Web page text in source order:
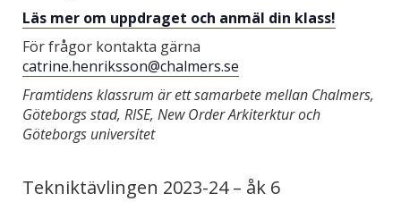
Läs mer om uppdraget och anmäl din klass!
För frågor kontakta gärna
catrine.henriksson@chalmers.se
Framtidens klassrum är ett samarbete mellan Chalmers,
Göteborgs stad, RISE, New Order Arkiterktur och
Göteborgs universitet
Tekniktävlingen 2023-24 – åk 6